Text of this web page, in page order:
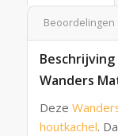
Beoordelingen
Beschrijving
Wanders
Deze
houtkachel.